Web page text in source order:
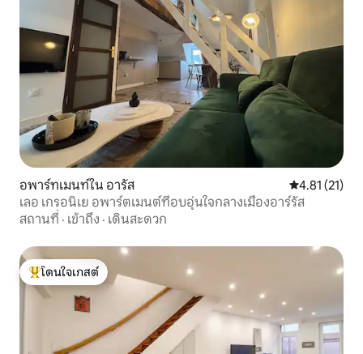
อพาร์ทเมนท์ใน อารัส คะแนนเฉลี่ย
4.81 (21)
เลอ เกรอนิเย อพาร์ตเมนต์ที่อบอุ่นใจกลางเมืองอาร์รัส
สถานที่ · เข้าถึง · เดินสะดวก
โดนใจเกสต์ที่สุด
โดนใจเกสต์